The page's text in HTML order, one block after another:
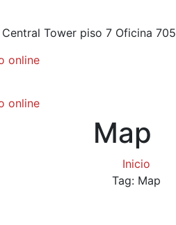
Tower piso 7 Oficina 705
online
online
Map
Inicio
Tag: Map